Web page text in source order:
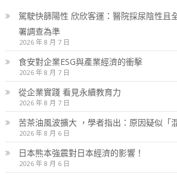
駕駛快篩陽性 欣欣客運：醫院採尿陰性且
署調查為準
2026 年 8 月 7 日
食安對企業ESG與產業經濟的衝擊
2026 年 8 月 7 日
從企業實踐 看見永續教育力
2026 年 8 月 7 日
苦茶油風波擴大 ，學者指出：原因疑似「
2026 年 8 月 6 日
日本熊本強震對日本經濟的影響！
2026 年 8 月 6 日